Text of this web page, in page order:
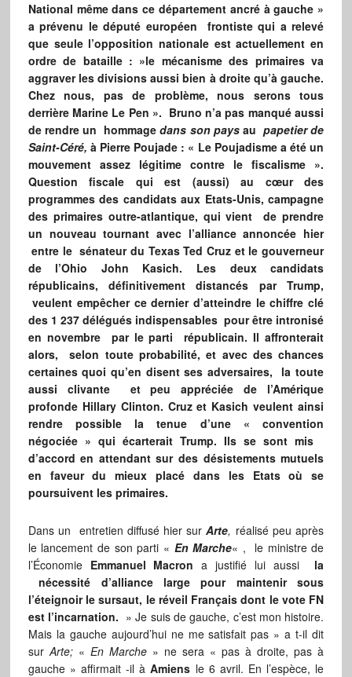
National même dans ce département ancré à gauche »
a prévenu le député européen frontiste qui a relevé
que seule l’opposition nationale est actuellement en
ordre de bataille : »le mécanisme des primaires va
aggraver les divisions aussi bien à droite qu’à gauche.
Chez nous, pas de problème, nous serons tous
derrière Marine Le Pen ». Bruno n’a pas manqué aussi
de rendre un hommage dans son paysau papetier de
Saint-Céré, à Pierre Poujade : « Le Poujadisme a été un
mouvement assez légitime contre le fiscalisme ».
Question fiscale qui est (aussi) au cœur des
programmes des candidats aux Etats-Unis, campagne
des primaires outre-atlantique, qui vient de prendre
un nouveau tournant avec l’alliance annoncée hier
entre le sénateur du Texas Ted Cruz et le gouverneur
de l’Ohio John Kasich. Les deux candidats
républicains, définitivement distancés par Trump,
veulent empêcher ce dernier d’atteindre le chiffre clé
des 1 237 délégués indispensables pour être intronisé
en novembre par le parti républicain. Il affronterait
alors, selon toute probabilité, et avec des chances
certaines quoi qu’en disent ses adversaires, la toute
aussi clivante et peu appréciée de l’Amérique
profonde Hillary Clinton. Cruz et Kasich veulent ainsi
rendre possible la tenue d’une « convention
négociée » qui écarterait Trump. Ils se sont mis
d’accord en attendant sur des désistements mutuels
en faveur du mieux placé dans les Etats où se
poursuivent les primaires.
Dans un entretien diffusé hier surArte, réalisé peu après
le lancement de son parti « En Marche« , le ministre de
l’Économie Emmanuel Macrona justifié lui aussi la
nécessité d’alliance large pour maintenir sous
l’éteignoir le sursaut, le réveil Français dont le vote FN
est l’incarnation. » Je suis de gauche, c’est mon histoire.
Mais la gauche aujourd’hui ne me satisfait pas » a t-il dit
surArte;« En Marche» ne sera « pas à droite, pas à
gauche » affirmait -il àAmiens le 6 avril. En l’espèce, le